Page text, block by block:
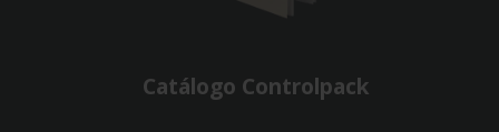
Catálogo Controlpack